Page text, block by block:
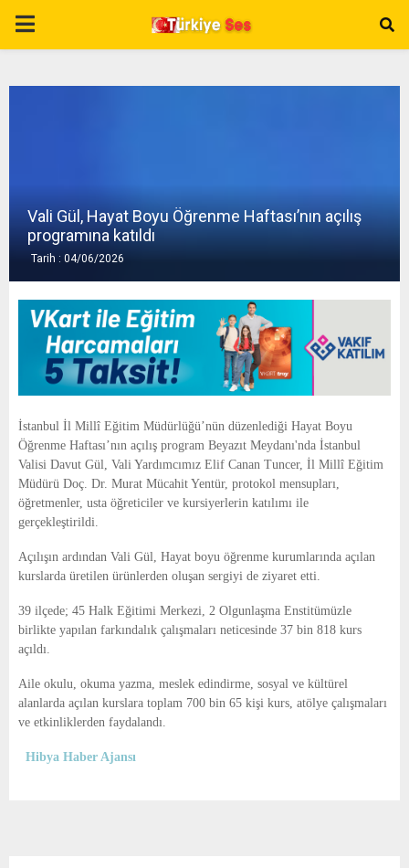
P
A
E
N
U
Vali Gül, Hayat Boyu Öğrenme Haftası’nın açılış
programına katıldı
Tarih : 04/06/2026
İstanbul İl Millî Eğitim Müdürlüğü’nün düzenlediği Hayat Boyu
Öğrenme Haftası’nın açılış program Beyazıt Meydanı'nda İstanbul
Valisi Davut Gül, Vali Yardımcımız Elif Canan Tuncer, İl Millî Eğitim
Müdürü Doç. Dr. Murat Mücahit Yentür, protokol mensupları,
öğretmenler, usta öğreticiler ve kursiyerlerin katılımı ile
gerçekleştirildi.
Açılışın ardından Vali Gül, Hayat boyu öğrenme kurumlarında açılan
kurslarda üretilen ürünlerden oluşan sergiyi de ziyaret etti.
39 ilçede; 45 Halk Eğitimi Merkezi, 2 Olgunlaşma Enstitümüzle
birlikte yapılan farkındalık çalışmaları neticesinde 37 bin 818 kurs
açıldı.
Aile okulu, okuma yazma, meslek edindirme, sosyal ve kültürel
alanlarda açılan kurslara toplam 700 bin 65 kişi kurs, atölye çalışmaları
ve etkinliklerden faydalandı.
Hibya Haber Ajansı